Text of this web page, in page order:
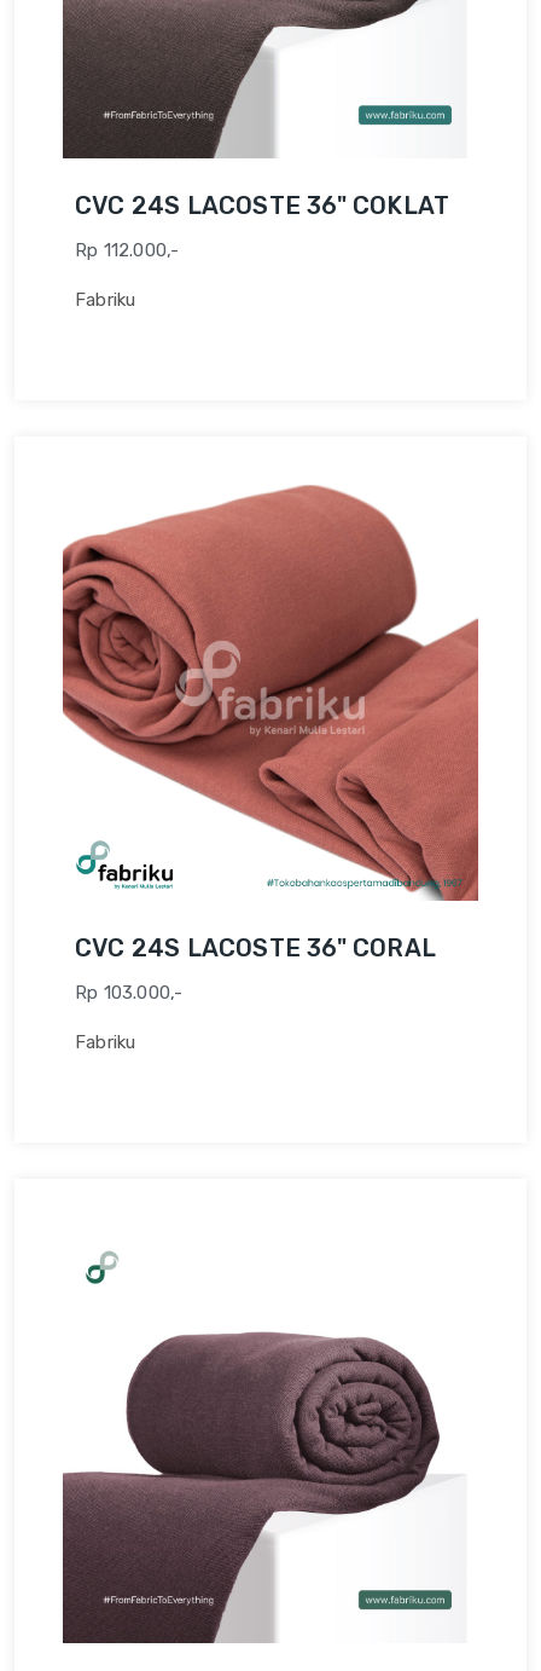
CVC 24S LACOSTE 36" COKLAT
Rp 112.000,-
Fabriku
CVC 24S LACOSTE 36" CORAL
Rp 103.000,-
Fabriku